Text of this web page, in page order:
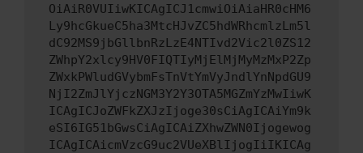
OiAiR0VUIiwKICAgICJ1cmwiOiAiaHR0cHM6
Ly9hcGkueC5ha3MtcHJvZC5hdWRhcmlzLm5l
dC92MS9jbGllbnRzLzE4NTIvd2Vic2l0ZS12
ZWhpY2xlcy9HV0FIQTIyMjElMjMyMzMxP2Zp
ZWxkPWludGVybmFsTnVtYmVyJndlYnNpdGU9
NjI2ZmJlYjczNGM3Y2Y3OTA5MGZmYzMwIiwK
ICAgICJoZWFkZXJzIjoge30sCiAgICAiYm9k
eSI6IG51bGwsCiAgICAiZXhwZWN0Ijogewog
ICAgICAicmVzcG9uc2VUeXBlIjogIiIKICAg